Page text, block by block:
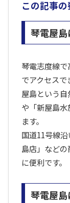
この記事の
琴電屋
琴電志度線
でアクセスで
屋島という
や「新屋島
ます。
国道11号線
島店」など
に便利です。
琴電屋